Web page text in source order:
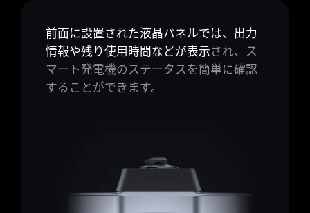
前面に設置された液晶パネルでは、出力
情報や残り使用時間などが表示され、ス
マート発電機のステータスを簡単に確認
することができます。